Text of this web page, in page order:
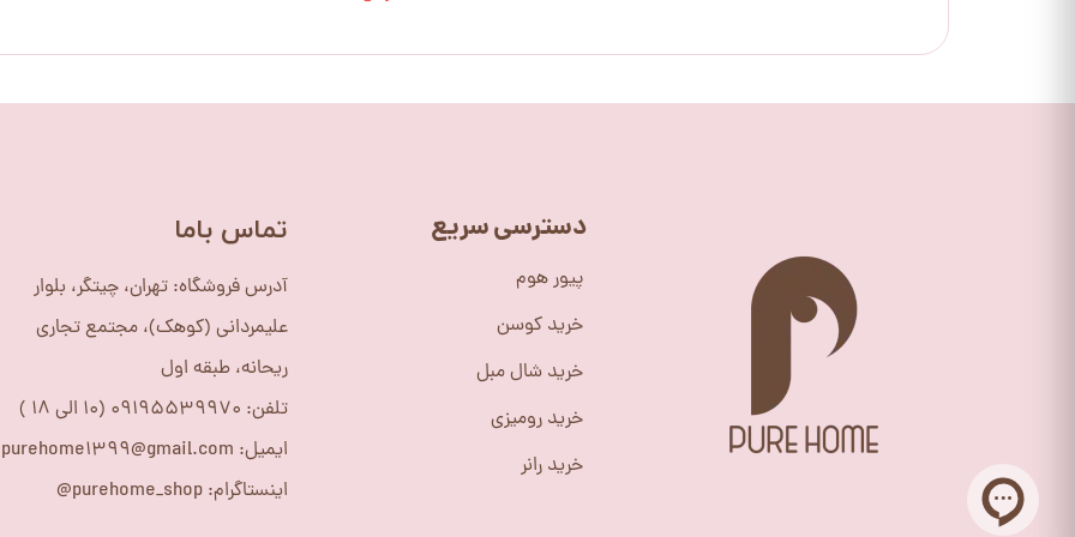
پیور هوم
خرید کوسن
خرید شال مبل
خرید رومیزی
خرید رانر
دسترسی سریع ​تماس باما
آدرس فروشگاه: تهران، چیتگر، بلوار
علیمردانی (کوهک)، مجتمع تجاری
ریحانه، طبقه اول
تلفن: 09195539970 (10 الی 18 )
ایمیل: purehome1399@gmail.com
اینستاگرام: purehome_shop@